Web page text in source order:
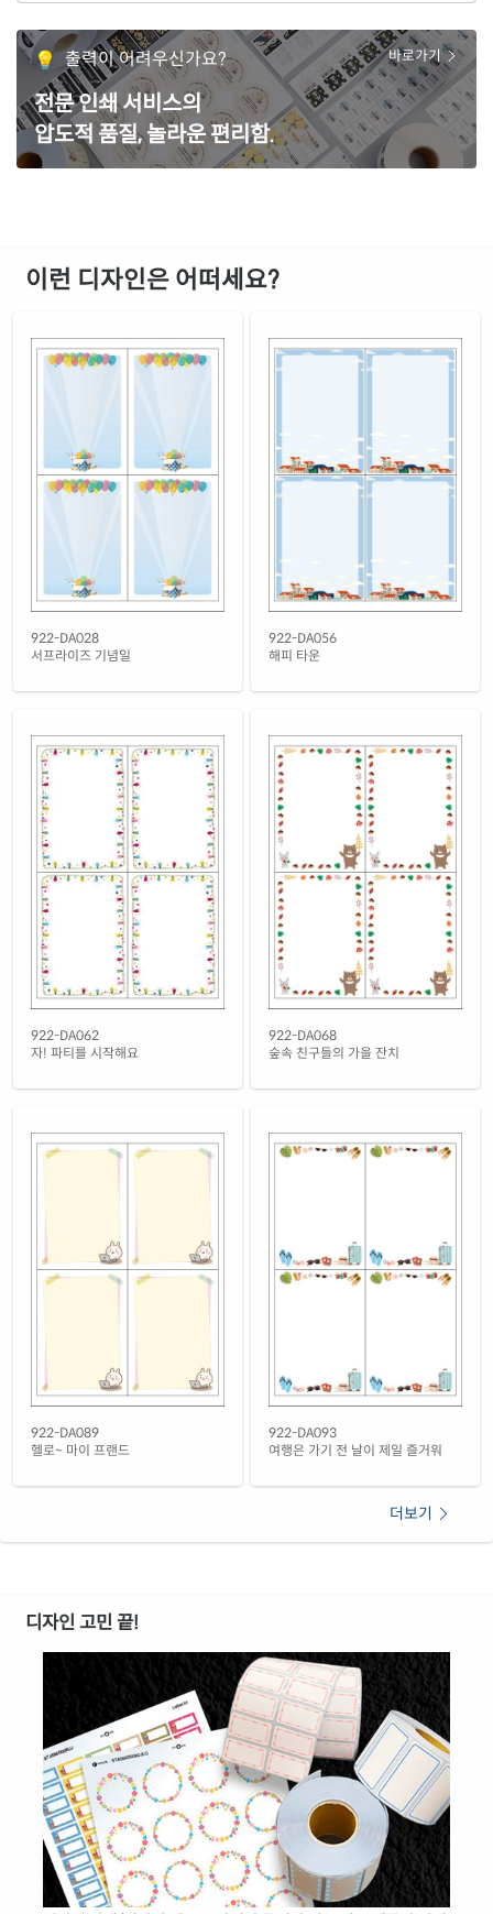
출력이 어려우신가요?
전문 인쇄 서비스의
압도적 품질, 놀라운 편리함.
바로가기
이런 디자인은 어떠세요?
922-DA028
서프라이즈 기념일
922-DA056
해피 타운
922-DA062
자! 파티를 시작해요
922-DA068
숲속 친구들의 가을 잔치
922-DA089
헬로~ 마이 프랜드
922-DA093
여행은 가기 전 날이 제일 즐거워
더보기
디자인 고민 끝!